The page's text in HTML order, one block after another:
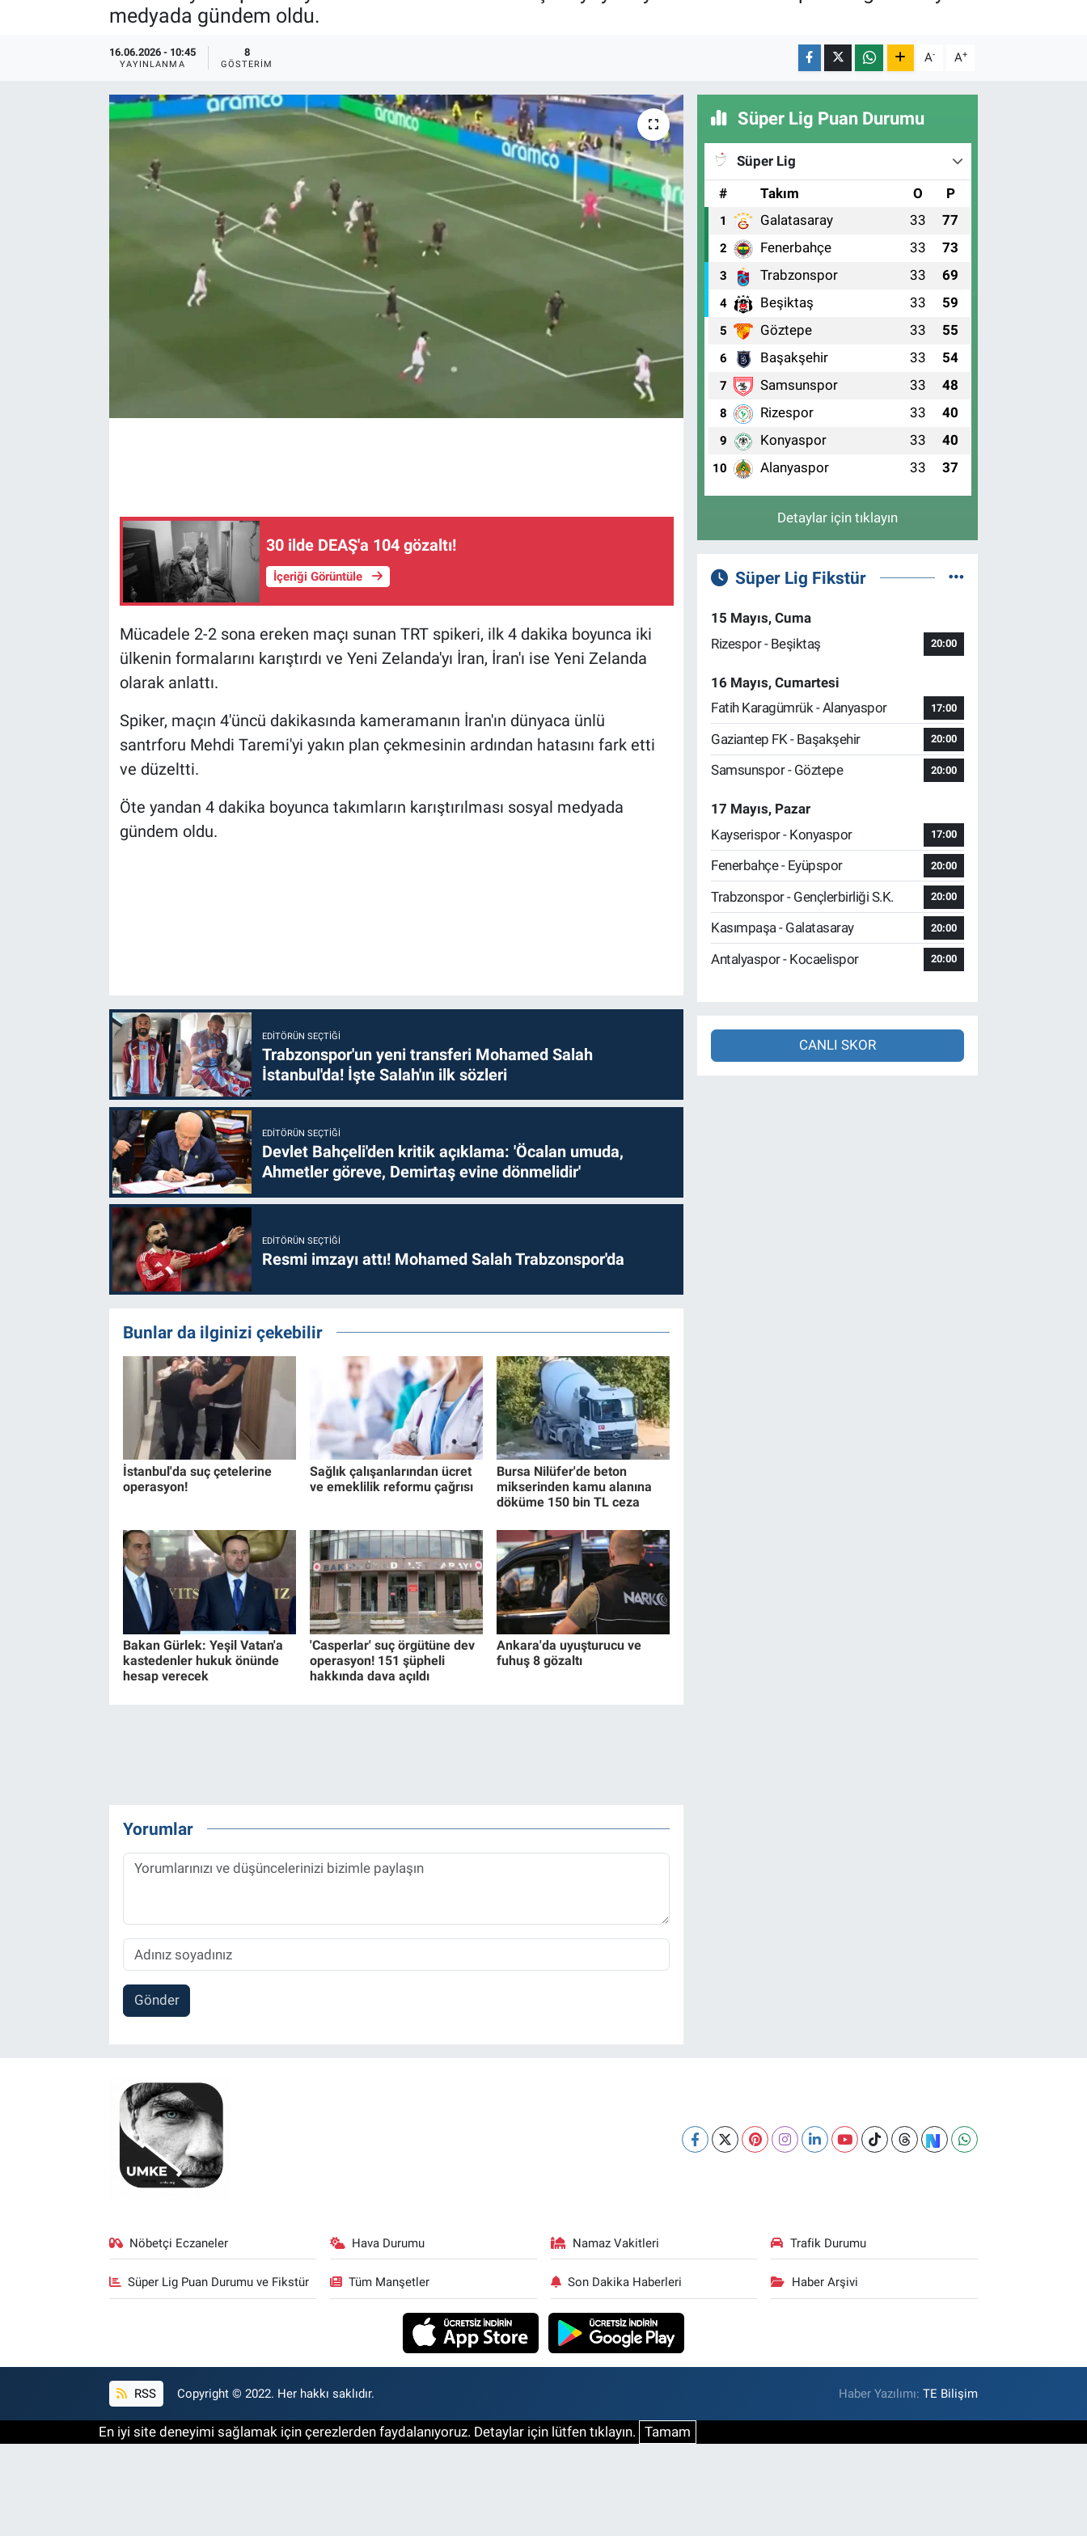
medyada gündem oldu.
16.06.2026 - 10:45
YAYINLANMA
8
GÖSTERIM A- A+
30 ilde DEAŞ'a 104 gözaltı!
İçeriği Görüntüle
Mücadele 2-2 sona ereken maçı sunan TRT spikeri, ilk 4 dakika boyunca iki
ülkenin formalarını karıştırdı ve Yeni Zelanda'yı İran, İran'ı ise Yeni Zelanda
olarak anlattı.
Spiker, maçın 4'üncü dakikasında kameramanın İran'ın dünyaca ünlü
santrforu Mehdi Taremi'yi yakın plan çekmesinin ardından hatasını fark etti
ve düzeltti.
Öte yandan 4 dakika boyunca takımların karıştırılması sosyal medyada
gündem oldu.
EDITÖRÜN SEÇTIĞI
Trabzonspor'un yeni transferi Mohamed Salah
İstanbul'da! İşte Salah'ın ilk sözleri
EDITÖRÜN SEÇTIĞI
Devlet Bahçeli'den kritik açıklama: 'Öcalan umuda,
Ahmetler göreve, Demirtaş evine dönmelidir'
EDITÖRÜN SEÇTIĞI
Resmi imzayı attı! Mohamed Salah Trabzonspor'da
Bunlar da ilginizi çekebilir
İstanbul'da suç çetelerine
operasyon!
Sağlık çalışanlarından ücret
ve emeklilik reformu çağrısı
Bursa Nilüfer'de beton
mikserinden kamu alanına
döküme 150 bin TL ceza
Bakan Gürlek: Yeşil Vatan'a
kastedenler hukuk önünde
hesap verecek
'Casperlar' suç örgütüne dev
operasyon! 151 şüpheli
hakkında dava açıldı
Ankara'da uyuşturucu ve
fuhuş 8 gözaltı
Yorumlar
Gönder
Süper Lig Puan Durumu
Süper Lig
#
Takım O P
1 Galatasaray 33 77
2 Fenerbahçe 33 73
3 Trabzonspor 33 69
4 Beşiktaş 33 59
5 Göztepe 33 55
6 Başakşehir 33 54
7 Samsunspor 33 48
8 Rizespor 33 40
9 Konyaspor 33 40
10 Alanyaspor 33 37
Detaylar için tıklayın
Süper Lig Fikstür
15 Mayıs, Cuma
Rizespor - Beşiktaş
20:00
16 Mayıs, Cumartesi
Fatih Karagümrük - Alanyaspor
17:00
Gaziantep FK - Başakşehir 20:00
Samsunspor - Göztepe 20:00
17 Mayıs, Pazar
Kayserispor - Konyaspor
17:00
Fenerbahçe - Eyüpspor 20:00
Trabzonspor - Gençlerbirliği S.K. 20:00
Kasımpaşa - Galatasaray 20:00
Antalyaspor - Kocaelispor 20:00
CANLI SKOR
Nöbetçi Eczaneler Hava Durumu Namaz Vakitleri Trafik Durumu
Süper Lig Puan Durumu ve Fikstür Tüm Manşetler Son Dakika Haberleri Haber Arşivi
RSS Copyright © 2022. Her hakkı saklıdır. Haber Yazılımı:TE Bilişim
En iyi site deneyimi sağlamak için çerezlerden faydalanıyoruz. Detaylar için lütfen tıklayın. Tamam